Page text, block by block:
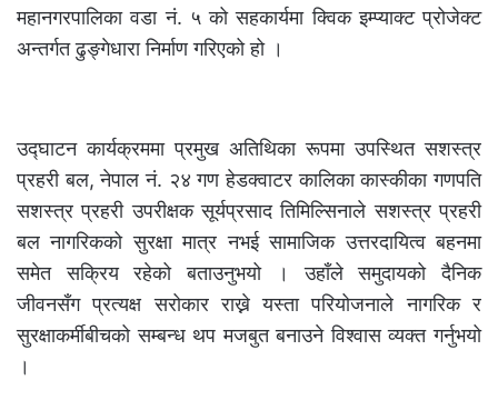
महानगरपालिका वडा नं. ५ को सहकार्यमा क्विक इम्प्याक्ट प्रोजेक्ट
अन्तर्गत ढुङ्गेधारा निर्माण गरिएको हो ।
उद्घाटन कार्यक्रममा प्रमुख अतिथिका रूपमा उपस्थित सशस्त्र
प्रहरी बल, नेपाल नं. २४ गण हेडक्वाटर कालिका कास्कीका गणपति
सशस्त्र प्रहरी उपरीक्षक सूर्यप्रसाद तिमिल्सिनाले सशस्त्र प्रहरी
बल नागरिकको सुरक्षा मात्र नभई सामाजिक उत्तरदायित्व बहनमा
समेत सक्रिय रहेको बताउनुभयो । उहाँले समुदायको दैनिक
जीवनसँग प्रत्यक्ष सरोकार राख्ने यस्ता परियोजनाले नागरिक र
सुरक्षाकर्मीबीचको सम्बन्ध थप मजबुत बनाउने विश्वास व्यक्त गर्नुभयो
।